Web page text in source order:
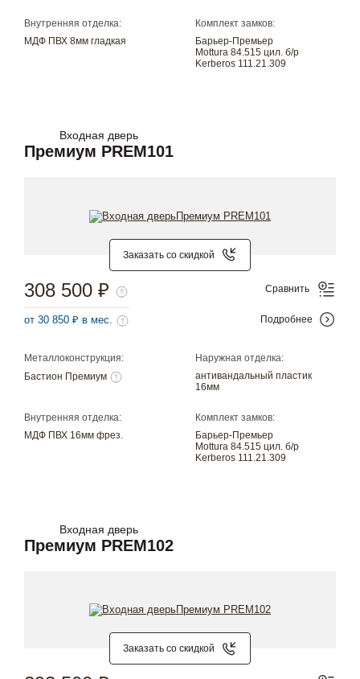
Внутренняя отделка:
МДФ ПВХ 8мм гладкая
Комплект замков:
Барьер-Премьер
Mottura 84.515 цил. б/р
Kerberos 111.21.309
Входная дверь
Премиум PREM101
Заказать со скидкой
Металлоконструкция:
Бастион Премиум
Наружная отделка:
антивандальный пластик
16мм
Внутренняя отделка:
МДФ ПВХ 16мм фрез.
Комплект замков:
Барьер-Премьер
Mottura 84.515 цил. б/р
Kerberos 111.21.309
308 500 ₽
от 30 850 ₽ в мес.
Сравнить
Подробнее
Входная дверь
Премиум PREM102
Заказать со скидкой